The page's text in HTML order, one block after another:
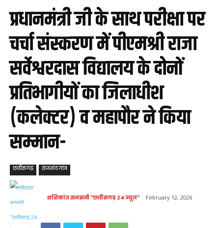
प्रधानमंत्री जी के साथ परीक्षा पर
चर्चा संस्करण में पीएमश्री राजा
सर्वेश्वरदास विद्यालय के दोनों
प्रतिभागीयों का जिलाधीश
(कलेक्टर) व महापौर ने किया
सम्मान-
छत्तीसगढ़ राजनांदगांव
शशिकांत सनसनी "छत्तीसगढ़ 24 न्यूज़" February 12, 2026